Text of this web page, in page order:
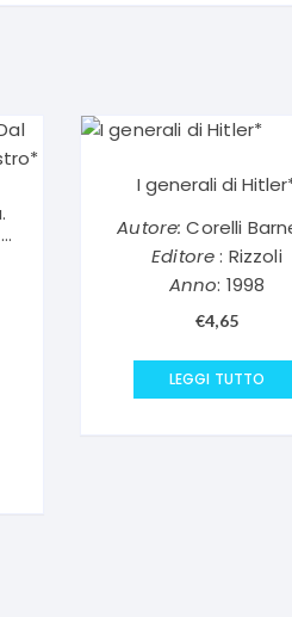
I generali di
Autore: Corelli
Editore: Rizzoli
Anno: 1998
€4,65
LEGGI TUTTO